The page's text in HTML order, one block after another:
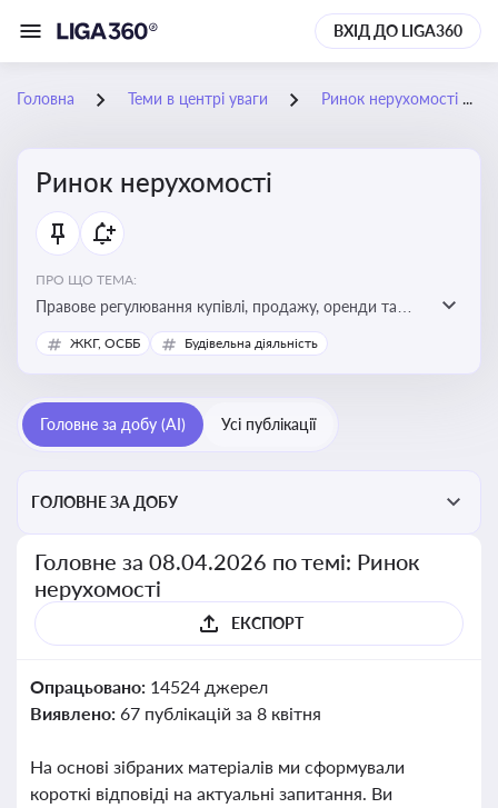
ВХІД ДО LIGA360
Головна Теми в центрі уваги Ринок нерухомості
Ринок нерухомості
ПРО ЩО ТЕМА:
Правове регулювання купівлі, продажу, оренди та
управління нерухомістю, що є ключовим для бізнесу,
інвесторів, забудовників і власників об’єктів майна
ЖКГ, ОСББ Будівельна діяльність
Головне за добу (AI) Усі публікації
ГОЛОВНЕ ЗА ДОБУ
Головне за 08.04.2026 по темі: Ринок
нерухомості
ЕКСПОРТ
Опрацьовано: 14524 джерел
Виявлено: 67 публікацій за 8 квітня
На основі зібраних матеріалів ми сформували
короткі відповіді на актуальні запитання. Ви